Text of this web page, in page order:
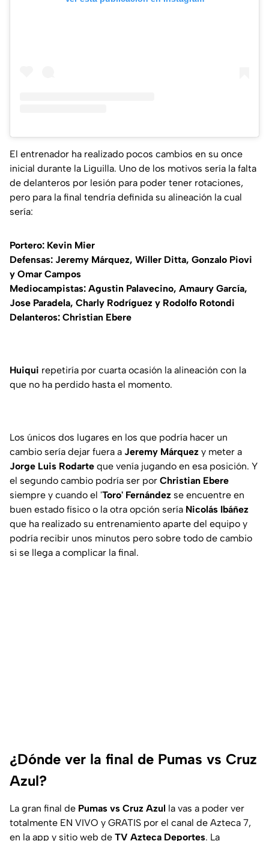
El entrenador ha realizado pocos cambios en su once
inicial durante la Liguilla. Uno de los motivos sería la falta
de delanteros por lesión para poder tener rotaciones,
pero para la final tendría definida su alineación la cual
sería:
Portero: Kevin Mier
Defensas: Jeremy Márquez, Willer Ditta, Gonzalo Piovi
y Omar Campos
Mediocampistas: Agustin Palavecino, Amaury García,
Jose Paradela, Charly Rodríguez y Rodolfo Rotondi
Delanteros: Christian Ebere
Huiqui repetiría por cuarta ocasión la alineación con la
que no ha perdido hasta el momento.
Los únicos dos lugares en los que podría hacer un
cambio sería dejar fuera a Jeremy Márquez y meter a
Jorge Luis Rodarte que venía jugando en esa posición. Y
el segundo cambio podría ser por Christian Ebere
siempre y cuando el 'Toro' Fernández se encuentre en
buen estado físico o la otra opción sería Nicolás Ibáñez
que ha realizado su entrenamiento aparte del equipo y
podría recibir unos minutos pero sobre todo de cambio
si se llega a complicar la final.
¿Dónde ver la final de Pumas vs Cruz
Azul?
La gran final de Pumas vs Cruz Azul la vas a poder ver
totalmente EN VIVO y GRATIS por el canal de Azteca 7,
en la app y sitio web de TV Azteca Deportes. La